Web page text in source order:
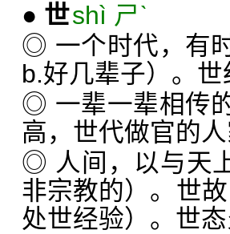
● 世shì ㄕˋ
◎ 一个时代，有
b.好几辈子）。
◎ 一辈一辈相传
高，世代做官的
◎ 人间，以与天
非宗教的）。世
处世经验）。世态